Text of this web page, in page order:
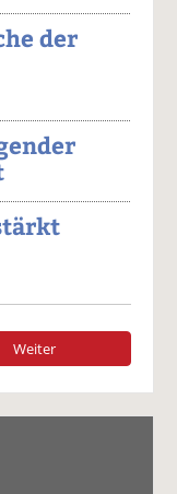
der
Weiter